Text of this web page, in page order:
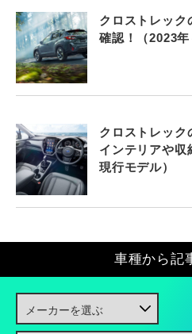
クロストレック
確認！（2023年
クロストレック
インテリアや収
現行モデル）
車種から記